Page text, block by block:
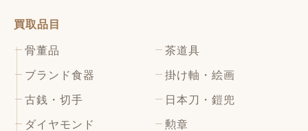
買取品目
骨董品 茶道具
ブランド食器 掛け軸・絵画
古銭・切手 日本刀・鎧兜
ダイヤモンド 勲章